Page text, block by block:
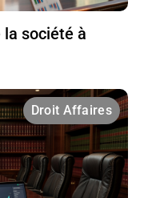
la société à
Droit Affaires